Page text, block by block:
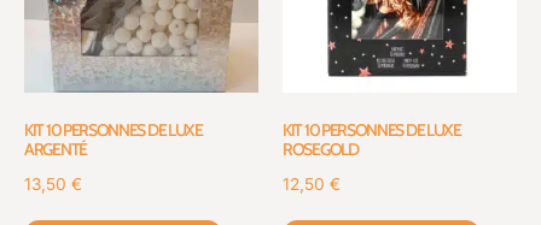
KIT 10 PERSONNES DE LUXE
ARGENTÉ
13,50 €
KIT 10 PERSONNES DE LUXE
ROSEGOLD
12,50 €